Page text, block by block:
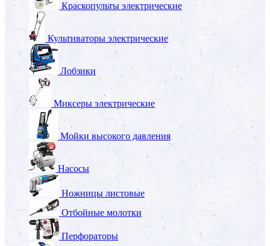
Краскопульты электрические
Культиваторы электрические
Лобзики
Миксеры электрические
Мойки высокого давления
Насосы
Ножницы листовые
Отбойные молотки
Перфораторы